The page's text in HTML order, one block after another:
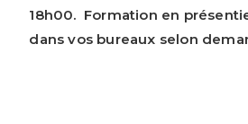
18h00. Formation en
dans vos bureaux selon